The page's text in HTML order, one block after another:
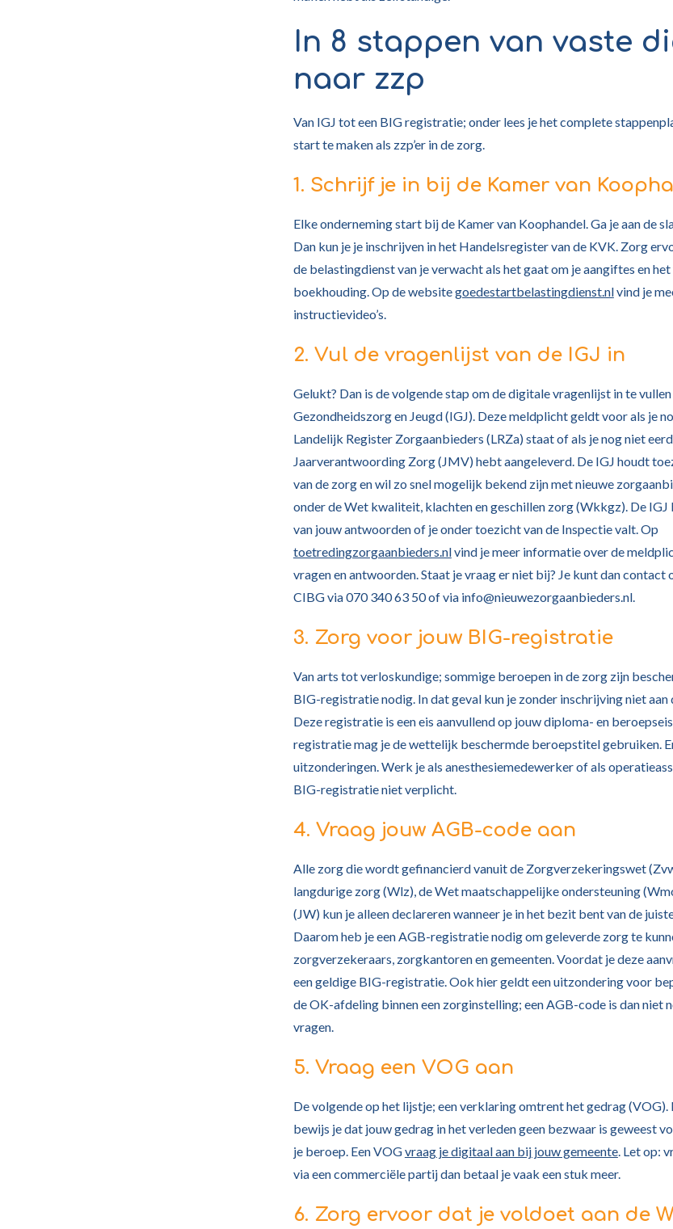
In 8 stappen van vaste
naar zzp
Van IGJ tot een BIG registratie; onder lees je het complete
start te maken als zzp’er in de zorg.
1. Schrijf je in bij de Kamer van
Elke onderneming start bij de Kamer van Koophandel. Ga je aan de
Dan kun je je inschrijven in het Handelsregister van de KVK. Zorg
de belastingdienst van je verwacht als het gaat om je aangiftes en het
boekhouding. Op de websitegoedestartbelastingdienst.nlvind je
instructievideo’s.
2. Vul de vragenlijst van de IGJ in
Gelukt? Dan is de volgende stap om de digitale vragenlijst in te
Gezondheidszorg en Jeugd (IGJ). Deze meldplicht geldt voor als je
Landelijk Register Zorgaanbieders (LRZa) staat of als je nog niet
Jaarverantwoording Zorg (JMV) hebt aangeleverd. De IGJ houdt
van de zorg en wil zo snel mogelijk bekend zijn met nieuwe
onder de Wet kwaliteit, klachten en geschillen zorg (Wkkgz). De IGJ
van jouw antwoorden of je onder toezicht van de Inspectie valt. Op
toetredingzorgaanbieders.nlvind je meer informatie over de
vragen en antwoorden. Staat je vraag er niet bij? Je kunt dan contact
CIBG via 070 340 63 50 of via info@nieuwezorgaanbieders.nl.
3. Zorg voor jouw BIG-registratie
Van arts tot verloskundige; sommige beroepen in de zorg zijn
BIG-registratie nodig. In dat geval kun je zonder inschrijving niet aan
Deze registratie is een eis aanvullend op jouw diploma- en
registratie mag je de wettelijk beschermde beroepstitel gebruiken.
uitzonderingen. Werk je als anesthesiemedewerker of als
BIG-registratie niet verplicht.
4. Vraag jouw AGB-code aan
Alle zorg die wordt gefinancierd vanuit de Zorgverzekeringswet
langdurige zorg (Wlz), de Wet maatschappelijke ondersteuning
(JW) kun je alleen declareren wanneer je in het bezit bent van de
Daarom heb je een AGB-registratie nodig om geleverde zorg te
zorgverzekeraars, zorgkantoren en gemeenten. Voordat je deze
een geldige BIG-registratie. Ook hier geldt een uitzondering voor
de OK-afdeling binnen een zorginstelling; een AGB-code is dan niet
vragen.
5. Vraag een VOG aan
De volgende op het lijstje; een verklaring omtrent het gedrag (VOG).
bewijs je dat jouw gedrag in het verleden geen bezwaar is geweest
je beroep. Een VOGvraag je digitaal aan bij jouw gemeente. Let op:
via een commerciële partij dan betaal je vaak een stuk meer.
6. Zorg ervoor dat je voldoet aan de